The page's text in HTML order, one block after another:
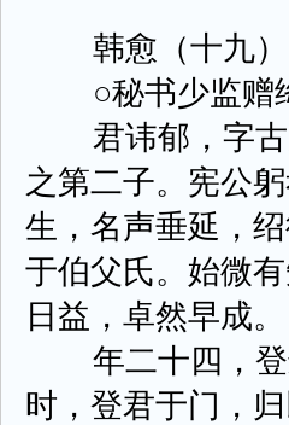
韩愈（十九）
○秘书少监赠绛
君讳郁，字古
之第二子。宪公
生，名声垂延，
于伯父氏。始微
日益，卓然早成。
年二十四，登
时，登君于门，